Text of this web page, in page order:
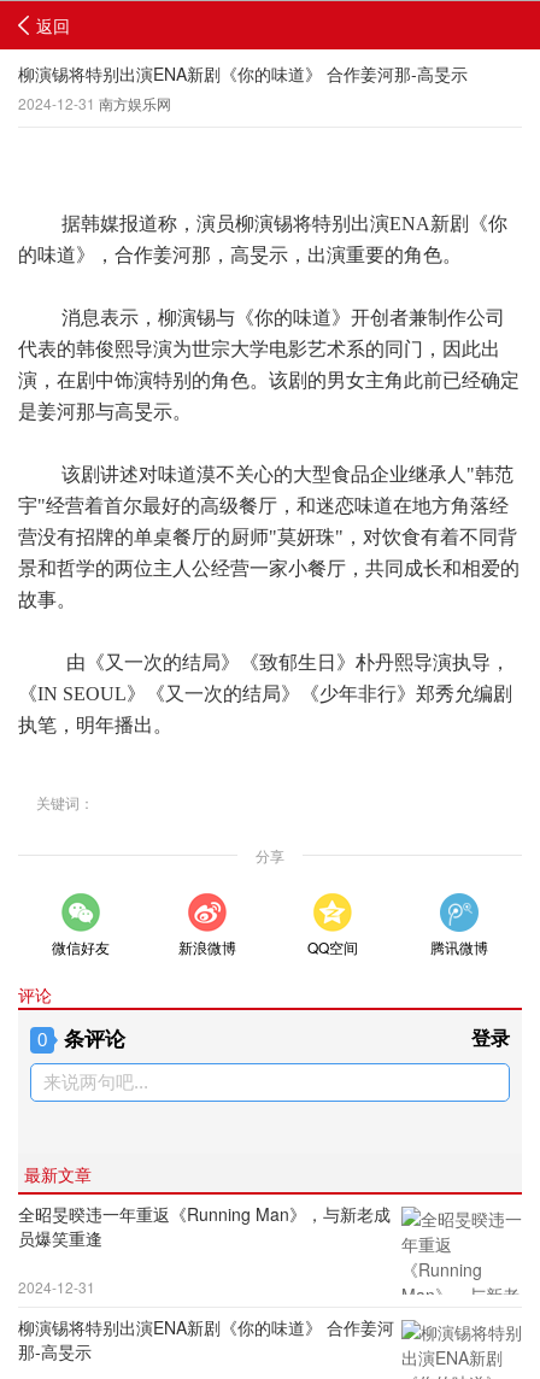
返回
柳演锡将特别出演ENA新剧《你的味道》 合作姜河那-高旻示
2024-12-31 南方娱乐网
据韩媒报道称，演员柳演锡将特别出演ENA新剧《你
的味道》，合作姜河那，高旻示，出演重要的角色。
消息表示，柳演锡与《你的味道》开创者兼制作公司
代表的韩俊熙导演为世宗大学电影艺术系的同门，因此出
演，在剧中饰演特别的角色。该剧的男女主角此前已经确定
是姜河那与高旻示。
该剧讲述对味道漠不关心的大型食品企业继承人"韩范
宇"经营着首尔最好的高级餐厅，和迷恋味道在地方角落经
营没有招牌的单桌餐厅的厨师"莫妍珠"，对饮食有着不同背
景和哲学的两位主人公经营一家小餐厅，共同成长和相爱的
故事。
由《又一次的结局》《致郁生日》朴丹熙导演执导，
《IN SEOUL》《又一次的结局》《少年非行》郑秀允编剧
执笔，明年播出。
关键词：
分享
微信好友 新浪微博 QQ空间 腾讯微博
评论
0 条评论 登录
来说两句吧...
最新文章
全昭旻暌违一年重返《Running Man》，与新老成
员爆笑重逢
2024-12-31
柳演锡将特别出演ENA新剧《你的味道》 合作姜河
那-高旻示